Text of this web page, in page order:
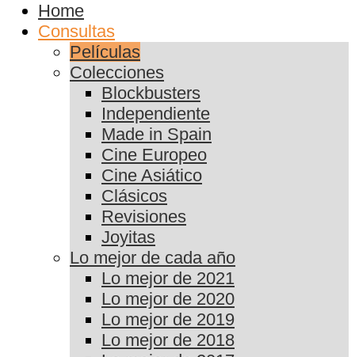
Home
Consultas
Películas
Colecciones
Blockbusters
Independiente
Made in Spain
Cine Europeo
Cine Asiático
Clásicos
Revisiones
Joyitas
Lo mejor de cada año
Lo mejor de 2021
Lo mejor de 2020
Lo mejor de 2019
Lo mejor de 2018